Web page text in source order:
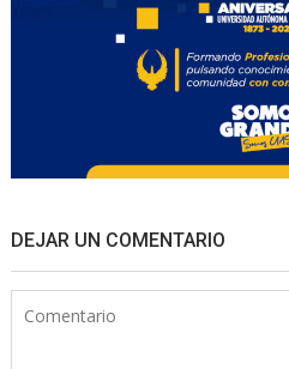
DEJAR UN COMENTARIO